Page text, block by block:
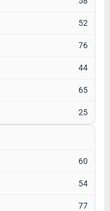
52
76
44
65
25
60
54
77